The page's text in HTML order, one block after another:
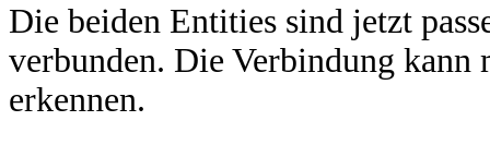
Die beiden Entities sind jetzt
verbunden. Die Verbindung
erkennen.